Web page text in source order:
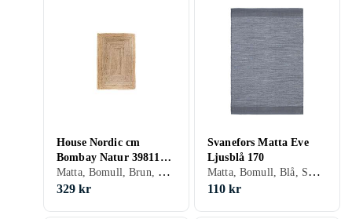
House Nordic cm
Bombay Natur 3981160
L90 B60
Matta, Bomull, Brun, Gul, Beige, Små mattor
329 kr
Svanefors Matta Eve
Ljusblå 170
Matta, Bomull, Blå, Små mattor
110 kr